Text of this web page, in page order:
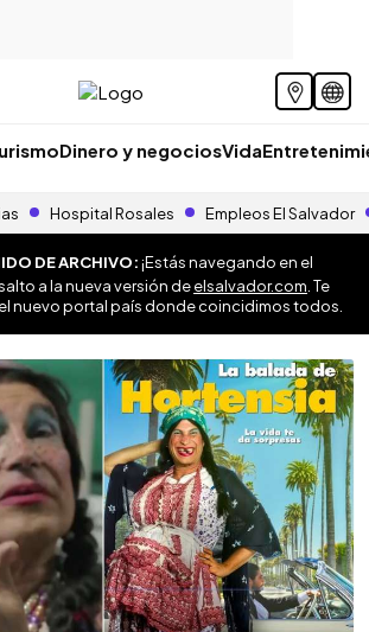
Dinero y negociosVida
Hospital Rosales Empleos El Salvador
DE ARCHIVO:¡Estás navegando en el
a la nueva versión deelsalvador.com . Te
nuevo portal país donde coincidimos todos.